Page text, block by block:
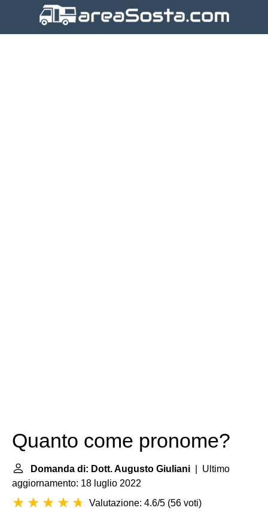
Quanto come pronome?
Domanda di: Dott. Augusto Giuliani | Ultimo
aggiornamento: 18 luglio 2022
Valutazione: 4.6/5 (56 voti)